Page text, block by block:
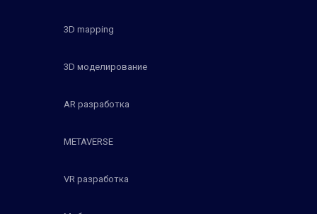
3D mapping
3D моделирование
AR разработка
METAVERSE
VR разработка